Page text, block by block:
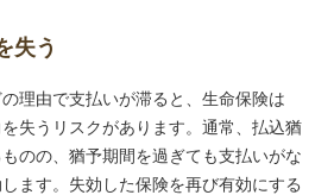
失う
理由で支払いが滞ると、生命保険は
を失うリスクがあります。通常、払込猶
のの、猶予期間を過ぎても支払いがな
ます。失効した保険を再び有効にする